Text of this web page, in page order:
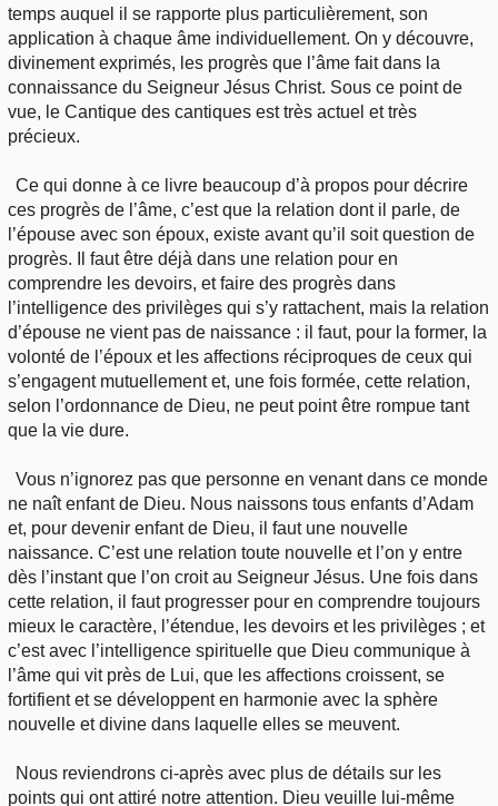
temps auquel il se rapporte plus particulièrement, son
application à chaque âme individuellement. On y découvre,
divinement exprimés, les progrès que l’âme fait dans la
connaissance du Seigneur Jésus Christ. Sous ce point de
vue, le Cantique des cantiques est très actuel et très
précieux.
Ce qui donne à ce livre beaucoup d’à propos pour décrire
ces progrès de l’âme, c’est que la relation dont il parle, de
l’épouse avec son époux, existe avant qu’il soit question de
progrès. Il faut être déjà dans une relation pour en
comprendre les devoirs, et faire des progrès dans
l’intelligence des privilèges qui s’y rattachent, mais la relation
d’épouse ne vient pas de naissance : il faut, pour la former, la
volonté de l’époux et les affections réciproques de ceux qui
s’engagent mutuellement et, une fois formée, cette relation,
selon l’ordonnance de Dieu, ne peut point être rompue tant
que la vie dure.
Vous n’ignorez pas que personne en venant dans ce monde
ne naît enfant de Dieu. Nous naissons tous enfants d’Adam
et, pour devenir enfant de Dieu, il faut une nouvelle
naissance. C’est une relation toute nouvelle et l’on y entre
dès l’instant que l’on croit au Seigneur Jésus. Une fois dans
cette relation, il faut progresser pour en comprendre toujours
mieux le caractère, l’étendue, les devoirs et les privilèges ; et
c’est avec l’intelligence spirituelle que Dieu communique à
l’âme qui vit près de Lui, que les affections croissent, se
fortifient et se développent en harmonie avec la sphère
nouvelle et divine dans laquelle elles se meuvent.
Nous reviendrons ci-après avec plus de détails sur les
points qui ont attiré notre attention. Dieu veuille lui-même